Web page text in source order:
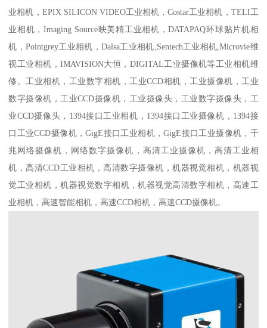
业相机，EPIX SILICON VIDEO工业相机，Costar工业相机，TELI工
业相机，Imaging Source映美精工业相机，DATAPAQ环球贴片机相
机，Pointgrey工业相机，Dalsa工业相机,Sentech工业相机,Microvie维
视工业相机，IMAVISION大恒，DIGITAL工业摄像机等工业相机维
修。工业相机，工业数字相机，工业CCD相机，工业摄像机，工业
数字摄像机，工业CCD摄像机，工业摄像头，工业数字摄像头，工
业CCD摄像头，1394接口工业相机，1394接口工业摄像机，1394接
口工业CCD摄像机，GigE接口工业相机，GigE接口工业摄像机，千
兆网络摄像机，网络数字摄像机，高清工业摄像机，高清工业相
机，高清CCD工业相机，高清数字摄像机，机器视觉相机，机器视
觉工业相机，机器视觉数字相机，机器视觉高清数字相机，高速工
业相机，高速智能相机，高速CCD相机，高速CCD摄像机。